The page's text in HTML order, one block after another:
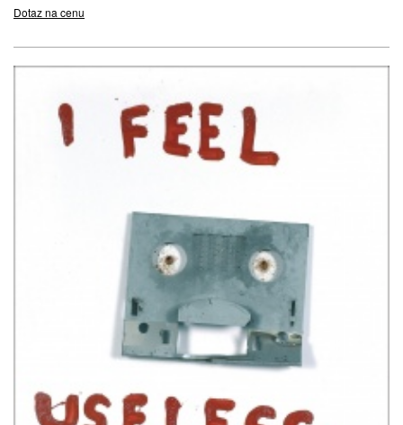
Dotaz na cenu